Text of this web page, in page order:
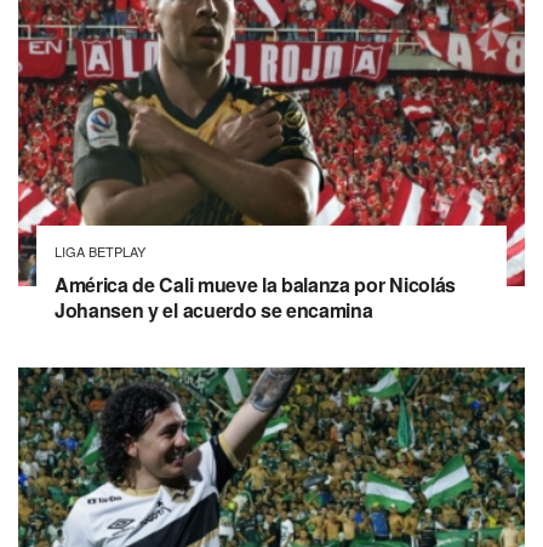
LIGA BETPLAY
América de Cali mueve la balanza por Nicolás
Johansen y el acuerdo se encamina